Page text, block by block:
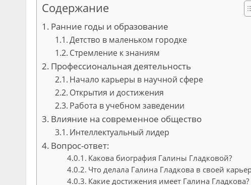
Содержание
Ранние годы и образование
Детство в маленьком городке
Стремление к знаниям
Профессиональная деятельность
Начало карьеры в научной сфере
Открытия и достижения
Работа в учебном заведении
Влияние на современное общество
Интеллектуальный лидер
Вопрос-ответ:
Какова биография Галины Гладковой?
Что делала Галина Гладкова в своей
Какие достижения имеет Галина Гладкова?